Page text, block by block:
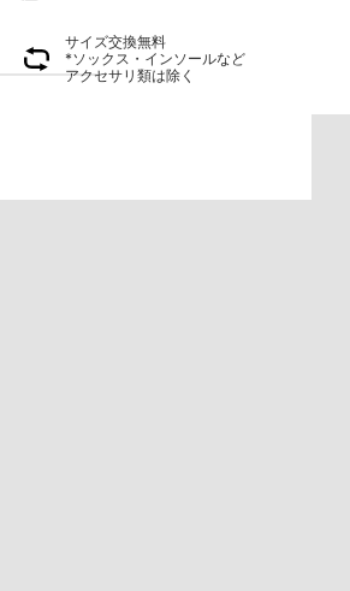
サイズ交換無料
*ソックス・インソールなど
アクセサリ類は除く